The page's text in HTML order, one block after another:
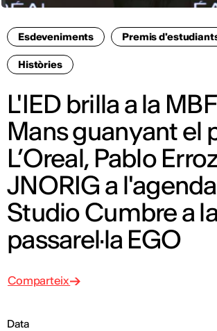
Esdeveniments Premis
Històries
L'IED brilla a la
Mans guanyant el
L’Oreal, Pablo
JNORIG a
Studio Cumbre a
passarel·la EGO
Data
Comparteix